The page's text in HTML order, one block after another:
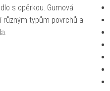
s opěrkou. Gumová
různým typům povrchů a